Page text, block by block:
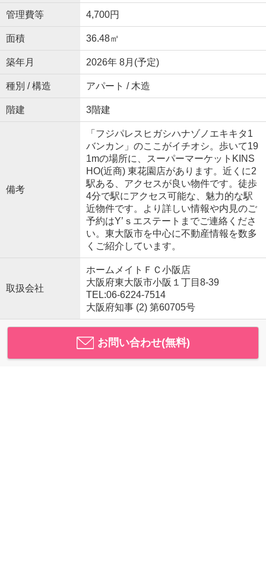
管理費等 4,700円
面積 36.48㎡
築年月 2026年 8月(予定)
種別 / 構造 アパート / 木造
階建 3階建
備考
「フジパレスヒガシハナゾノエキキタ1
バンカン」のここがイチオシ。歩いて19
1mの場所に、スーパーマーケットKINS
HO(近商) 東花園店があります。近くに2
駅ある、アクセスが良い物件です。徒歩
4分で駅にアクセス可能な、魅力的な駅
近物件です。より詳しい情報や内見のご
予約はY’ｓエステートまでご連絡くださ
い。東大阪市を中心に不動産情報を数多
くご紹介しています。
取扱会社
ホームメイトＦＣ小阪店
大阪府東大阪市小阪１丁目8-39
TEL:06-6224-7514
大阪府知事 (2) 第60705号
お問い合わせ(無料)